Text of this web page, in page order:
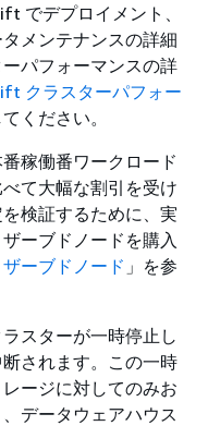
でデプロイメント、
メンテナンスの詳細
パフォーマンスの詳
クラスターパフォー
ください。
稼働番ワークロード
て大幅な割引を受け
検証するために、実
ーブドノードを購入
ザーブドノード 」を参
スターが一時停止し
されます。この一時
ージに対してのみお
データウェアハウス